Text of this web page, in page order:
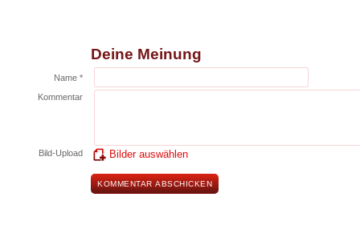
Deine Meinung
Name *
Kommentar
Bild-Upload Bilder auswählen